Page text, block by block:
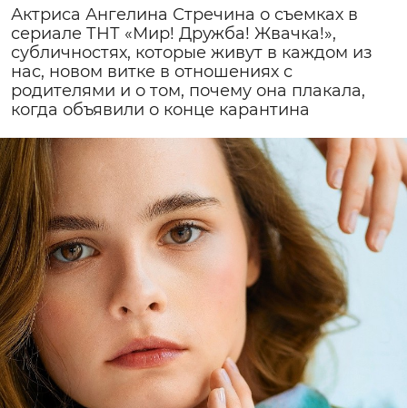
Актриса Ангелина Стречина о съемках в
сериале ТНТ «Мир! Дружба! Жвачка!»,
субличностях, которые живут в каждом из
нас, новом витке в отношениях с
родителями и о том, почему она плакала,
когда объявили о конце карантина